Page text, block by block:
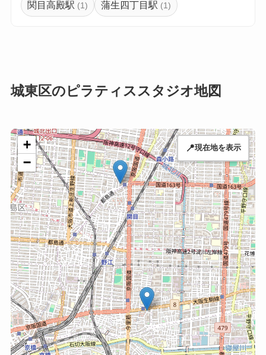
関目高殿駅 (1) 蒲生四丁目駅 (1)
城東区のピラティススタジオ地図
+
−
📍現在地を表示